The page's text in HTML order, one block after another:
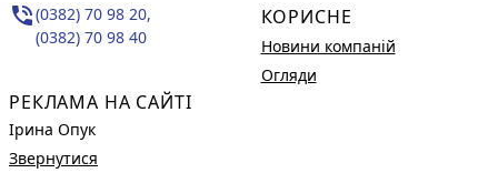
phone_in_talk(0382) 70 98 20,
(0382) 70 98 40
РЕКЛАМА НА САЙТІ
Ірина Опук
Звернутися
КОРИСНЕ
Новини компаній
Огляди